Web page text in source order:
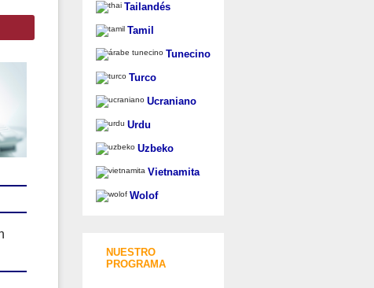
Tailandés
Tamil
Tunecino
Turco
Ucraniano
Urdu
Uzbeko
Vietnamita
Wolof
NUESTRO
PROGRAMA